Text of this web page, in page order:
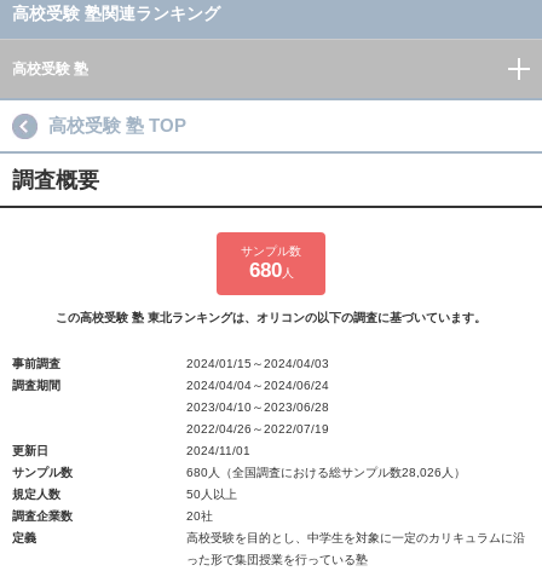
高校受験 塾関連ランキング
高校受験 塾
高校受験 塾 TOP
調査概要
サンプル数
680人
この高校受験 塾 東北ランキングは、オリコンの以下の調査に基づいています。
事前調査
2024/01/15～2024/04/03
調査期間
2024/04/04～2024/06/24
2023/04/10～2023/06/28
2022/04/26～2022/07/19
更新日
2024/11/01
サンプル数
680人（全国調査における総サンプル数28,026人）
規定人数
50人以上
調査企業数
20社
定義
高校受験を目的とし、中学生を対象に一定のカリキュラムに沿
った形で集団授業を行っている塾